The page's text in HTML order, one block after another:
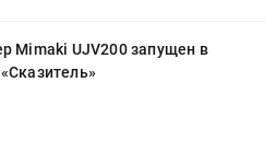
Mimaki UJV200 запущен в